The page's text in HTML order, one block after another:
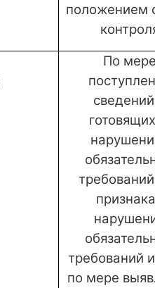
положением
По
требований
по мере